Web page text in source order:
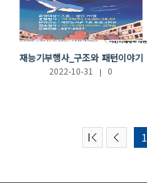
재능기부행사_구조와 패턴이야기
2022-10-31 0
1